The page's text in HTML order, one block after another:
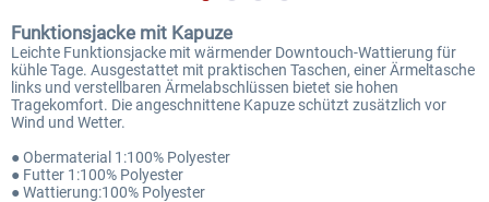
Funktionsjacke mit Kapuze
Leichte Funktionsjacke mit wärmender Downtouch-Wattierung für
kühle Tage. Ausgestattet mit praktischen Taschen, einer Ärmeltasche
links und verstellbaren Ärmelabschlüssen bietet sie hohen
Tragekomfort. Die angeschnittene Kapuze schützt zusätzlich vor
Wind und Wetter.
● Obermaterial 1:100% Polyester
● Futter 1:100% Polyester
● Wattierung:100% Polyester